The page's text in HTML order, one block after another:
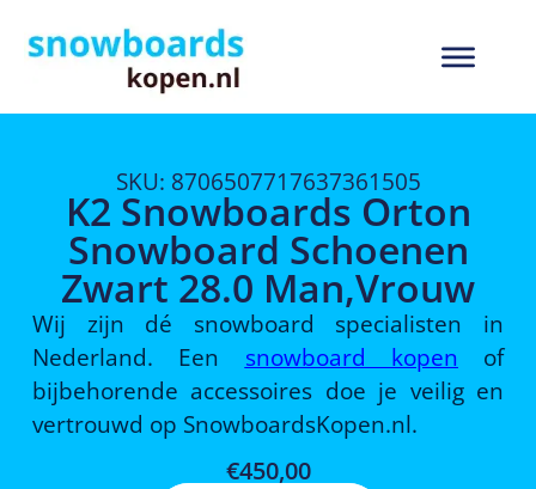
SKU: 8706507717637361505
K2 Snowboards Orton
Snowboard Schoenen
Zwart 28.0 Man,Vrouw
Wij zijn dé snowboard specialisten in
Nederland. Een snowboard kopen of
bijbehorende accessoires doe je veilig en
vertrouwd op SnowboardsKopen.nl.
€450,00